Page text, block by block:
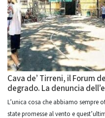
Cava de’ Tirreni, il Forum
degrado. La denuncia
L’unica cosa che abbiamo sempre
state promesse al vento e